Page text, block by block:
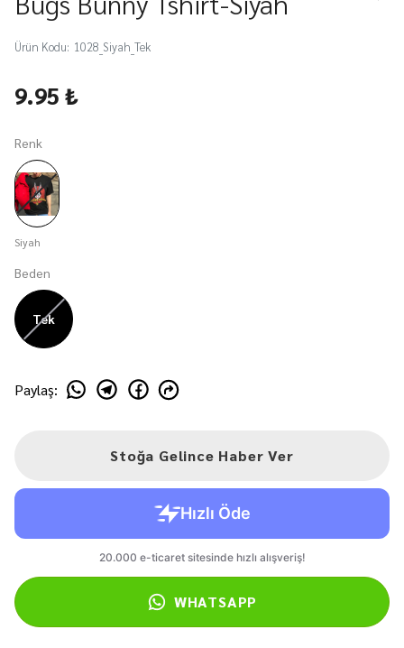
Ürün Kodu: 1028_Siyah_Tek
9.95 ₺
Renk
Siyah
Beden
Tek
Paylaş:
Stoğa Gelince Haber Ver
WHATSAPP